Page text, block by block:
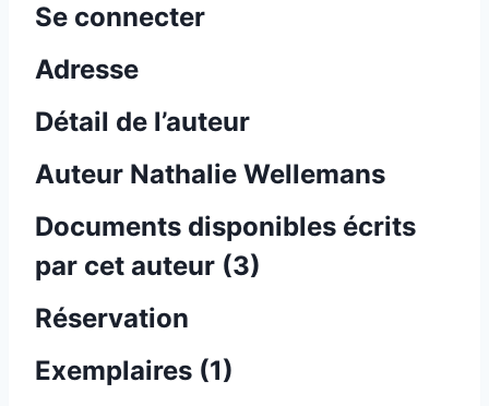
Se connecter
Adresse
Détail de l’auteur
Auteur Nathalie Wellemans
Documents disponibles écrits
par cet auteur (3)
Réservation
Exemplaires (1)